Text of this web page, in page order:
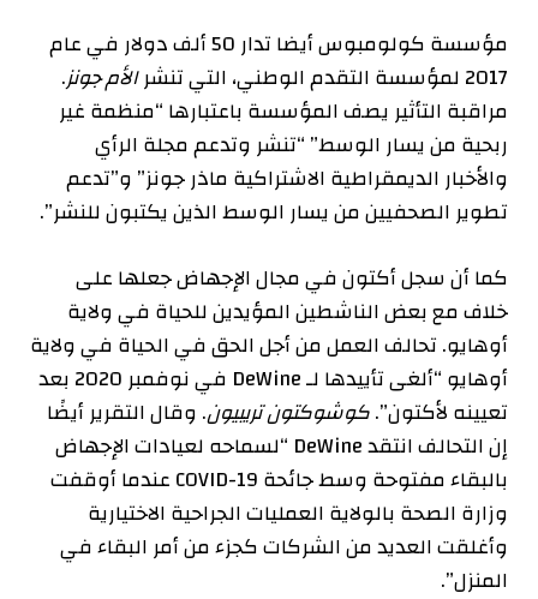
مؤسسة كولومبوس أيضاتدار
50 ألف دولار في عام
2017 لمؤسسة التقدم الوطني، التي تنشر
الأم جونز.
مراقبة التأثيريصفالمؤسسة باعتبارها “منظمة غير
ربحية من يسار الوسط” “تنشر وتدعم مجلة الرأي
والأخبار الديمقراطية الاشتراكية ماذر جونز” و”تدعم
تطوير الصحفيين من يسار الوسط الذين يكتبون للنشر”.
كما أن سجل أكتون في مجال الإجهاض جعلها على
خلاف مع بعض الناشطين المؤيدين للحياة في ولاية
أوهايو. تحالف العمل من أجل الحق في الحياة في ولاية
أوهايو “ألغى
تأييدها لـ DeWine في نوفمبر 2020 بعد
تعيينه لأكتون”.كوشوكتون تريبيون. وقال التقرير أيضًا
إن التحالف انتقد DeWine “لسماحه لعيادات الإجهاض
بالبقاء مفتوحة وسط جائحة COVID-19 عندما أوقفت
وزارة الصحة بالولاية العمليات الجراحية الاختيارية
وأغلقت العديد من الشركات كجزء من أمر البقاء في
المنزل”.